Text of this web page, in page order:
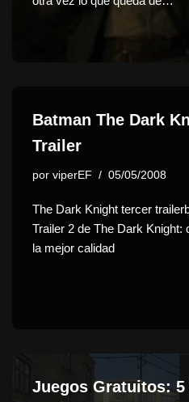
Batman The Dark
Trailer
por viperEF 05/05/2008
The Dark Knight tercer
Trailer 2 de The Dark Knight:
la mejor calidad
Juegos Gratuitos: